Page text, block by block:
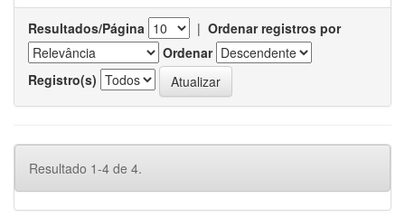
Resultados/Página | Ordenar registros por
Ordenar
Registro(s)
Resultado 1-4 de 4.